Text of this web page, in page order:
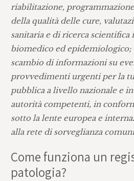
riabilitazione,
della qualità delle cure,
sanitaria e di ricerca
biomedico ed epidemiologico;
scambio di informazioni su
provvedimenti urgenti per la
pubblica a livello nazionale e
autorità competenti, in
sotto la lente europea e
alla rete di sorveglianza
Come funziona un
patologia?